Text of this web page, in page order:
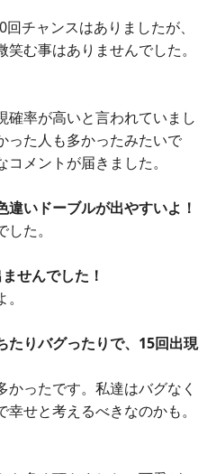
チャンスはありましたが、
む事はありませんでした。
確率が高いと言われていまし
った人も多かったみたいで
メントが届きました。
違いドーブルが出やすいよ！
た。
せんでした！
たりバグったりで、15回出現
ったです。私達はバグなく
せと考えるべきなのかも。